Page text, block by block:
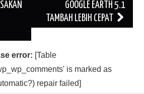
GOOGLE EARTH 5.1
TAMBAH LEBIH CEPAT
error: [Table
is marked as
repair failed]